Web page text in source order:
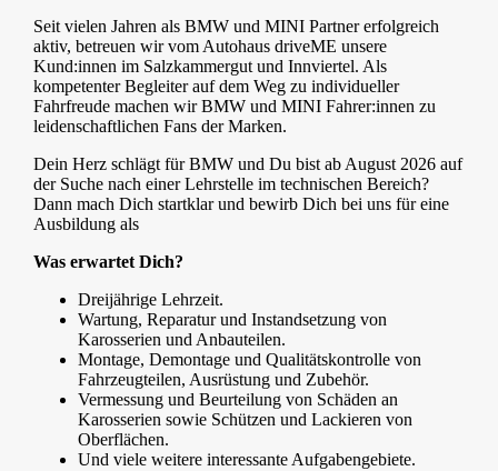
Seit vielen Jahren als BMW und MINI Partner erfolgreich
aktiv, betreuen wir vom Autohaus driveME unsere
Kund:innen im Salzkammergut und Innviertel. Als
kompetenter Begleiter auf dem Weg zu individueller
Fahrfreude machen wir BMW und MINI Fahrer:innen zu
leidenschaftlichen Fans der Marken.
Dein Herz schlägt für BMW und Du bist ab August 2026 auf
der Suche nach einer Lehrstelle im technischen Bereich?
Dann mach Dich startklar und bewirb Dich bei uns für eine
Ausbildung als
Was erwartet Dich?
Dreijährige Lehrzeit.
Wartung, Reparatur und Instandsetzung von
Karosserien und Anbauteilen.
Montage, Demontage und Qualitätskontrolle von
Fahrzeugteilen, Ausrüstung und Zubehör.
Vermessung und Beurteilung von Schäden an
Karosserien sowie Schützen und Lackieren von
Oberflächen.
Und viele weitere interessante Aufgabengebiete.